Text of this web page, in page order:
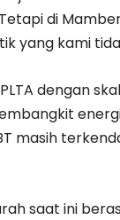
di
yang kami
dengan
masih
saat ini